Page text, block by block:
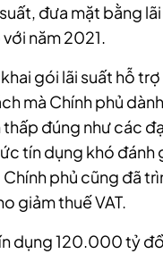
đưa mặt bằng
năm 2021.
gói lãi suất hỗ
mà Chính phủ
thấp đúng như các
tín dụng khó đánh
Chính phủ cũng đã
giảm thuế VAT.
dụng 120.000 tỷ